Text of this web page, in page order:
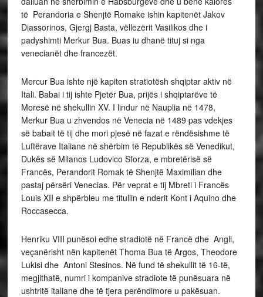
të Perandoria e Shenjtë Romake ishin kapitenët Jakov
Diassorinos, Gjergj Basta, vëllezërit Vasilikos dhe i
padyshimti Merkur Bua. Buas iu dhanë tituj si nga
venecianët dhe francezët.
Mercur Bua ishte një kapiten stratiotësh shqiptar aktiv në
Itali. Babai i tij ishte Pjetër Bua, prijës i shqiptarëve të
Moresë në shekullin XV. I lindur në Nauplia në 1478,
Merkur Bua u zhvendos në Venecia në 1489 pas vdekjes
së babait të tij dhe mori pjesë në fazat e rëndësishme të
Luftërave Italiane në shërbim të Republikës së Venedikut,
Dukës së Milanos Ludovico Sforza, e mbretërisë së
Francës, Perandorit Romak të Shenjtë Maximilian dhe
pastaj përsëri Venecias. Për veprat e tij Mbreti i Francës
Louis XII e shpërbleu me titullin e nderit Kont i Aquino dhe
Roccasecca.
Henriku VIII punësoi edhe stradiotë në Francë dhe Angli,
veçanërisht nën kapitenët Thoma Bua të Argos, Theodore
Lukisi dhe Antoni Stesinos. Në fund të shekullit të 16-të,
megjithatë, numri i kompanive stradiote të punësuara në
ushtritë italiane dhe të tjera perëndimore u pakësuan.